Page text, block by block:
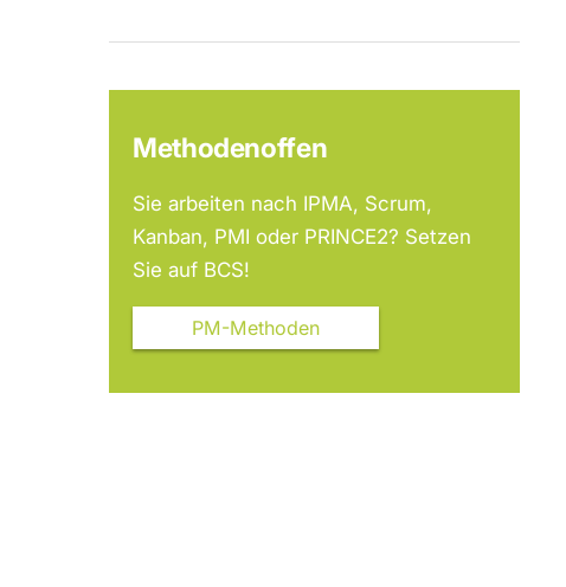
Methodenoffen
Sie arbeiten nach IPMA, Scrum,
Kanban, PMI oder PRINCE2? Setzen
Sie auf BCS!
PM-Methoden